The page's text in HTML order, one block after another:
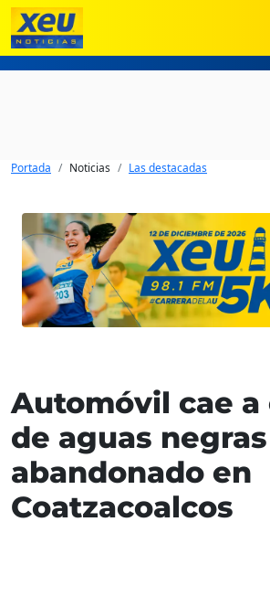
Portada Noticias Las destacadas
Automóvil cae a
de aguas
abandonado en
Coatzacoalcos